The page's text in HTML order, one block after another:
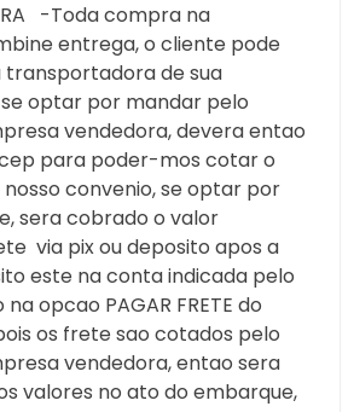
-Toda compra na
entrega, o cliente pode
transportadora de sua
optar por mandar pelo
vendedora, devera entao
para poder-mos cotar o
convenio, se optar por
sera cobrado o valor
via pix ou deposito apos a
este na conta indicada pelo
opcao PAGAR FRETE do
os frete sao cotados pelo
vendedora, entao sera
valores no ato do embarque,